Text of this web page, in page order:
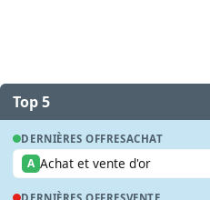
Top 5
DERNIÈRES OFFRESACHAT
A Achat et vente d'or